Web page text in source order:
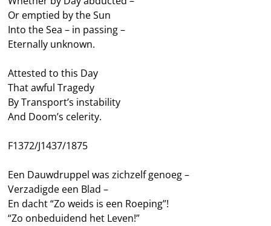
Or emptied by the Sun
Into the Sea – in passing –
Eternally unknown.
Attested to this Day
That awful Tragedy
By Transport’s instability
And Doom’s celerity.
F1372/J1437/1875
Een Dauwdruppel was zichzelf genoeg –
Verzadigde een Blad –
En dacht “Zo weids is een Roeping”!
“Zo onbeduidend het Leven!”